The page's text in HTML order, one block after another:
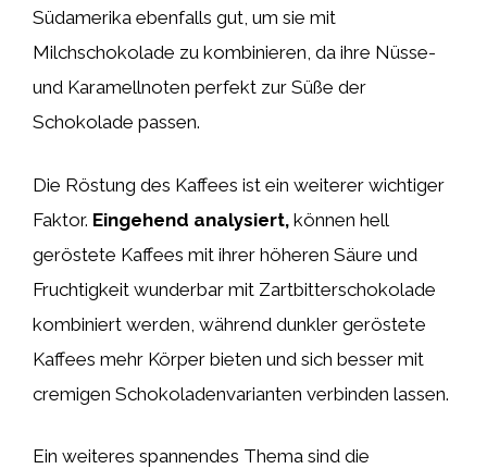
Südamerika ebenfalls gut, um sie mit
Milchschokolade zu kombinieren, da ihre Nüsse-
und Karamellnoten perfekt zur Süße der
Schokolade passen.
Die Röstung des Kaffees ist ein weiterer wichtiger
Faktor. Eingehend analysiert, können hell
geröstete Kaffees mit ihrer höheren Säure und
Fruchtigkeit wunderbar mit Zartbitterschokolade
kombiniert werden, während dunkler geröstete
Kaffees mehr Körper bieten und sich besser mit
cremigen Schokoladenvarianten verbinden lassen.
Ein weiteres spannendes Thema sind die